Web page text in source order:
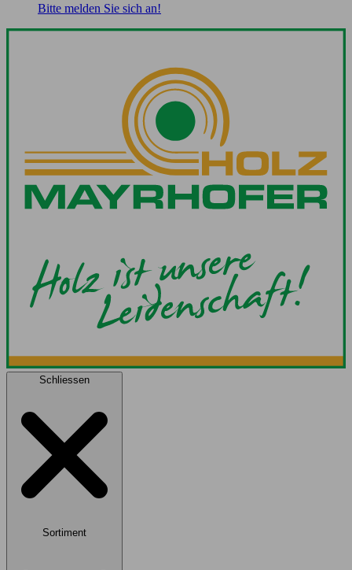
Bitte melden Sie sich an!
Schliessen
Sortiment